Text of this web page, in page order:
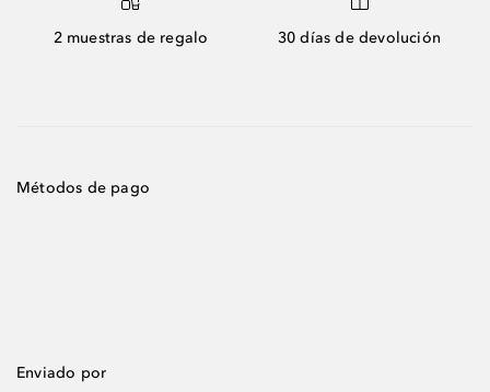
2 muestras de regalo 30 días de devolución
Métodos de pago
Enviado por